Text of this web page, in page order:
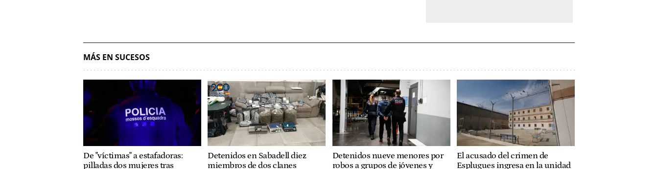
MÁS EN SUCESOS
De "víctimas" a estafadoras:
pilladas dos mujeres tras
Detenidos en Sabadell diez
miembros de dos clanes
Detenidos nueve menores por
robos a grupos de jóvenes y
El acusado del crimen de
Esplugues ingresa en la unidad